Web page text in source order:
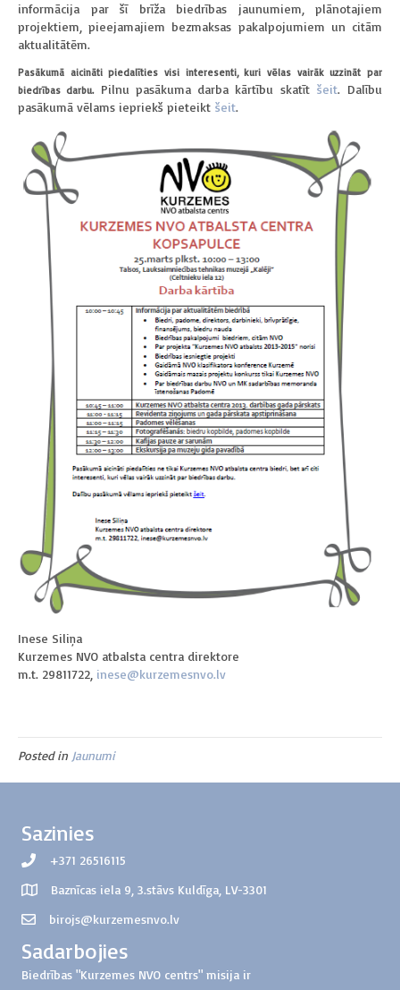
informācija par šī brīža biedrības jaunumiem, plānotajiem
projektiem, pieejamajiem bezmaksas pakalpojumiem un citām
aktualitātēm.
Pasākumā aicināti piedalīties visi interesenti, kuri vēlas vairāk uzzināt par
biedrības darbu.
Pilnu pasākuma darba kārtību skatīt šeit. Dalību
pasākumā vēlams iepriekš pieteikt šeit.
Inese Siliņa
Kurzemes NVO atbalsta centra direktore
m.t. 29811722, inese@kurzemesnvo.lv
Posted in Jaunumi
Sazinies
+371 26516115
Baznīcas iela 9, 3.stāvs Kuldīga, LV-3301
birojs@kurzemesnvo.lv
Sadarbojies
Biedrības "Kurzemes NVO centrs" misija ir